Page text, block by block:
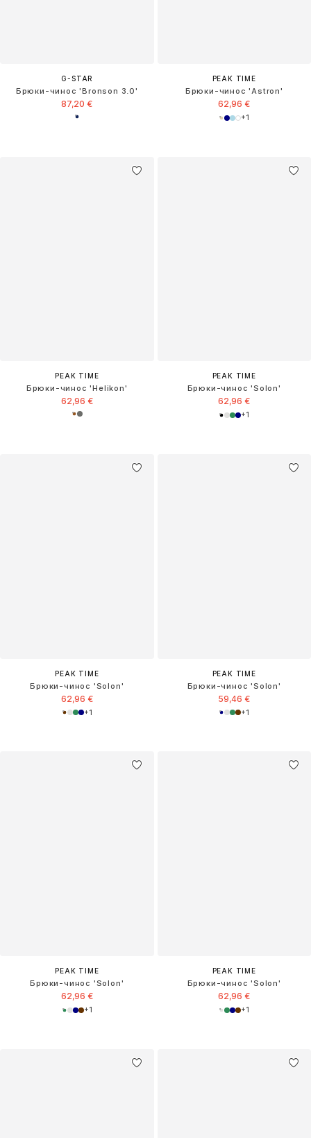
G-STAR
Брюки-чинос 'Bronson 3.0'
87,20 €
PEAK TIME
Брюки-чинос 'Astron'
62,96 €
+1
PEAK TIME
Брюки-чинос 'Helikon'
62,96 €
PEAK TIME
Брюки-чинос 'Solon'
62,96 €
+1
PEAK TIME
Брюки-чинос 'Solon'
62,96 €
+1
PEAK TIME
Брюки-чинос 'Solon'
59,46 €
+1
PEAK TIME
Брюки-чинос 'Solon'
62,96 €
+1
PEAK TIME
Брюки-чинос 'Solon'
62,96 €
+1